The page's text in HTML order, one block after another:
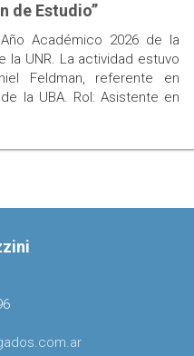
de Estudio”
Académico 2026 de la
la UNR. La actividad estuvo
Feldman, referente en
la UBA. Rol: Asistente en